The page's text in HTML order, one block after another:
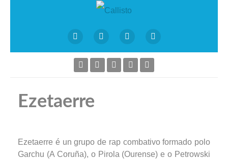
Ezetaerre
Ezetaerre é un grupo de rap combativo formado polo
Garchu (A Coruña), o Pirola (Ourense) e o Petrowski